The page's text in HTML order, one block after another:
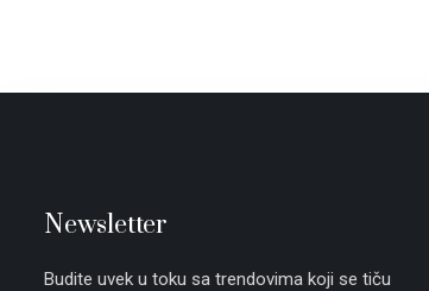
Newsletter
Budite uvek u toku sa trendovima koji se tiču